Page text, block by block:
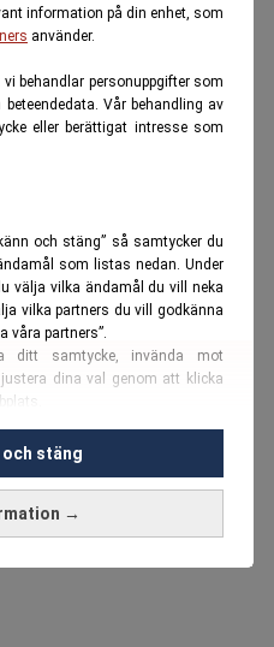
information på din enhet, som
använder.
behandlar personuppgifter som
beteendedata. Vår behandling av
eller berättigat intresse som
och stäng” så samtycker du
som listas nedan. Under
välja vilka ändamål du vill neka
vilka partners du vill godkänna
våra partners”.
samtycke, invända mot
dina val genom att klicka
i vårcookie-policy
för dessa syften:
tekniker, anpassning av
→
och stäng